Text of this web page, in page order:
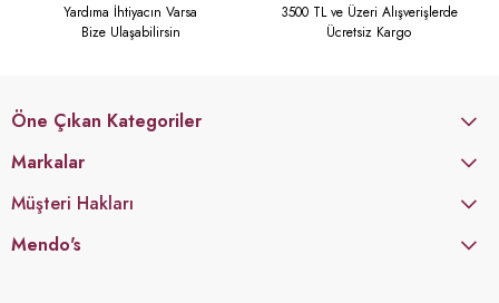
Yardıma İhtiyacın Varsa
Bize Ulaşabilirsin
3500 TL ve Üzeri Alışverişlerde
Ücretsiz Kargo
Öne Çıkan Kategoriler
Markalar
Müşteri Hakları
Mendo's